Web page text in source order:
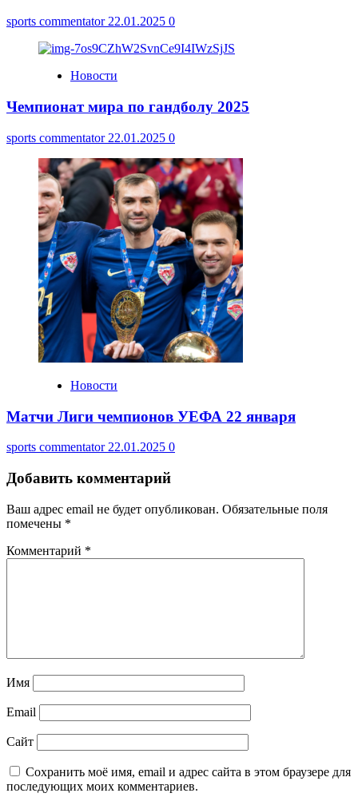
sports commentator22.01.2025 0
Новости
Чемпионат мира по гандболу 2025
sports commentator 22.01.2025 0
Новости
Матчи Лиги чемпионов УЕФА 22 января
sports commentator 22.01.2025 0
Добавить комментарий
Ваш адрес email не будет опубликован. Обязательные поля
помечены *
Комментарий *
Имя
Email
Сайт
Сохранить моё имя, email и адрес сайта в этом браузере для
последующих моих комментариев.